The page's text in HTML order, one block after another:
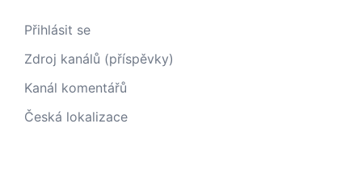
Přihlásit se
Zdroj kanálů (příspěvky)
Kanál komentářů
Česká lokalizace